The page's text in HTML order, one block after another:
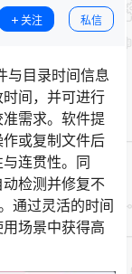
关注 私信
与目录时间信息
间，并可进行
需求。软件提
或复制文件后
连贯性。同
检测并修复不
通过灵活的时间
场景中获得高